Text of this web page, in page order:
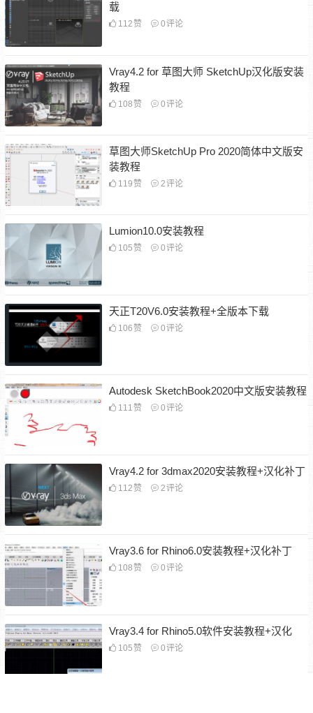
载
112 赞 0评论
Vray4.2 for 草图大师 SketchUp汉化版安装
教程
108 赞 0评论
草图大师SketchUp Pro 2020简体中文版安
装教程
119 赞 2评论
Lumion10.0安装教程
105 赞 0评论
天正T20V6.0安装教程+全版本下载
106 赞 0评论
Autodesk SketchBook2020中文版安装教程
111 赞 0评论
Vray4.2 for 3dmax2020安装教程+汉化补丁
112 赞 2评论
Vray3.6 for Rhino6.0安装教程+汉化补丁
108 赞 0评论
Vray3.4 for Rhino5.0软件安装教程+汉化
105 赞 0评论